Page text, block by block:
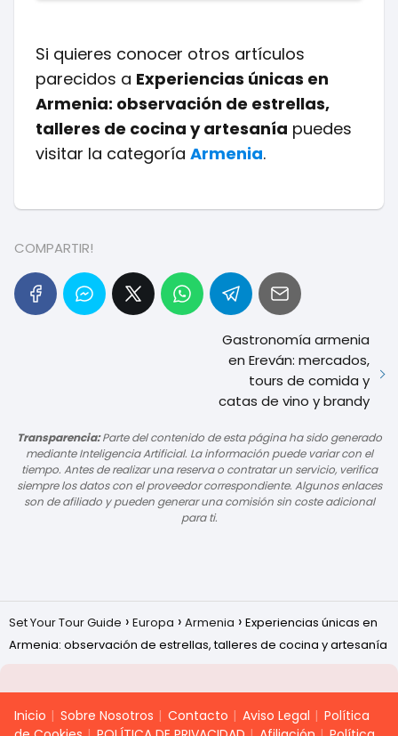
Si quieres conocer otros artículos
parecidos a Experiencias únicas en
Armenia: observación de estrellas,
talleres de cocina y artesanía puedes
visitar la categoría Armenia.
COMPARTIR!
Gastronomía armenia
en Ereván: mercados,
tours de comida y
catas de vino y brandy
Transparencia:Parte del contenido de esta página ha sido generado
mediante Inteligencia Artificial. La información puede variar con el
tiempo. Antes de realizar una reserva o contratar un servicio, verifica
siempre los datos con el proveedor correspondiente. Algunos enlaces
son de afiliado y pueden generar una comisión sin coste adicional
para ti.
Set Your Tour Guide Europa Armenia
Experiencias únicas en
Armenia: observación de estrellas, talleres de cocina y artesanía
Inicio Sobre Nosotros Contacto Aviso Legal
Política